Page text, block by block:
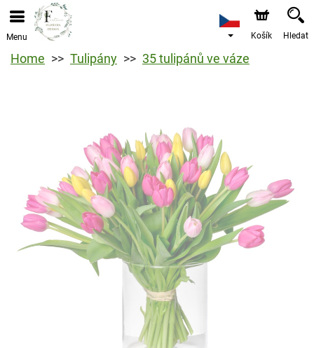
Menu Košík Hledat
Home Tulipány 35 tulipánů ve váze